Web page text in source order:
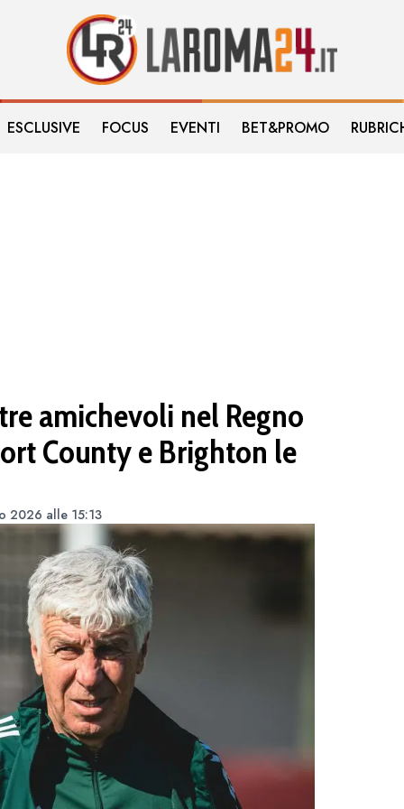
ESCLUSIVE FOCUS EVENTI BET&PROMO
amichevoli nel Regno
County e Brighton le
2026 alle 15:13